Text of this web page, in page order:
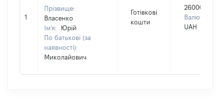
1
Прізвище:
Власенко
Ім'я:
Юрій
По батькові (за
наявності):
Миколайович
Готівкові
кошти
260000
Валюта:
UAH